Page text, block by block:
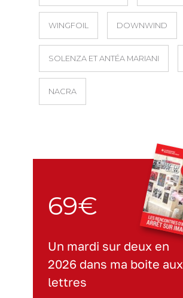
WINGFOIL DOWNWIND
SOLENZA ET ANTÉA MARIANI
NACRA
69€
Un mardi sur deux en
2026 dans ma boite aux
lettres